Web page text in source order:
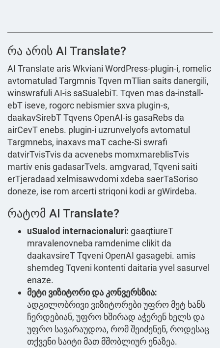
რა არის AI Translate?
AI Translate aris Wkviani WordPress-plugin-i, romelic
avtomatulad Targmnis Tqven mTlian saits danergili,
winswrafuli AI-is saSualebiT. Tqven mas da-install-
ebT iseve, rogorc nebismier sxva plugin-s,
daakavSirebT Tqvens OpenAI-is gasaRebs da
airCevT enebs. plugin-i uzrunvelyofs avtomatul
Targmnebs, inaxavs maT cache-Si swrafi
datvirTvisTvis da acvenebs momxmareblisTvis
martiv enis gadasarTvels. amgvarad, Tqveni saiti
erTjeradaad xelmisawvdomi xdeba saerTaSoriso
doneze, ise rom arcerti striqoni kodi ar gWirdeba.
რატომ AI Translate?
uSualod internacionaluri: gaaqtiureT
mravalenovneba ramdenime clikit da
daakavsireT Tqveni OpenAI gasagebi. amis
shemdeg Tqveni kontenti daitaria yvel sasurvel
enaze.
მეტი ვიზიტორი და კონვერსზია:
ადგილობრივი ვიზიტორები უფრო მეტ ხანს
ჩერდებიან, უფრო ხშირად აჭერენ ხელს და
უფრო სავარაუდოა, რომ შეიძენენ, როდესაც
თქვენი საიტი მათ მშობლიურ ენაზეა.